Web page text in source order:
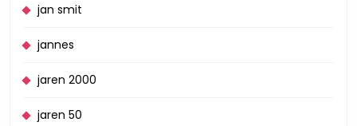
jan smit
jannes
jaren 2000
jaren 50